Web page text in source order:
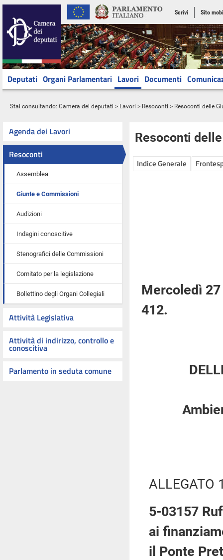
Scrivi Sito
Deputati Organi Parlamentari Lavori Documenti
Stai consultando: Camera dei deputati > Lavori > Resoconti > Resoconti delle
Agenda dei Lavori
Resoconti
Assemblea
Giunte e Commissioni
Audizioni
Indagini conoscitive
Stenografici delle Commissioni
Comitato per la legislazione
Bollettino degli Organi Collegiali
Attività Legislativa
Attività di indirizzo, controllo e
conoscitiva
Parlamento in seduta comune
Resoconti
Indice Generale
Mercoledì
412.
ALLEGATO
5-03157
ai
il Ponte